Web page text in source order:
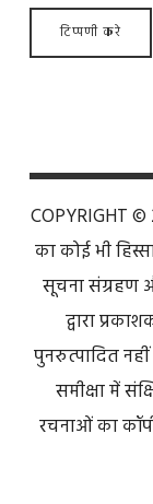
COPYRIGHT ©
का कोई भी
सूचना संग्रहण
द्वारा
पुनरुत्पादित
समीक्षा में
रचनाओं का